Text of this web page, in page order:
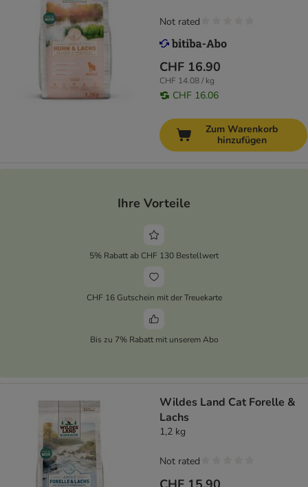
CHF 16.90
CHF 14.08 / kg
CHF 16.06
Not rated
Zum Warenkorb
hinzufügen
Ihre Vorteile
5% Rabatt ab CHF 130 Bestellwert
CHF 16 Gutschein mit der Treuekarte
Bis zu 7% Rabatt mit unserem Abo
Wildes Land Cat Forelle &
Lachs
1,2 kg
Not rated